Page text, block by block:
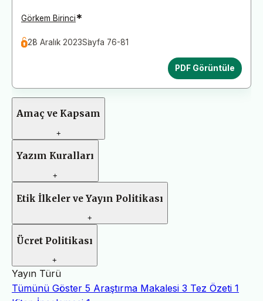
Görkem Birinci*
28 Aralık 2023Sayfa 76-81
PDF Görüntüle
Amaç ve Kapsam
+
Yazım Kuralları
+
Etik İlkeler ve Yayın Politikası
+
Ücret Politikası
+
Yayın Türü
Tümünü Göster 5 Araştırma Makalesi 3 Tez Özeti 1